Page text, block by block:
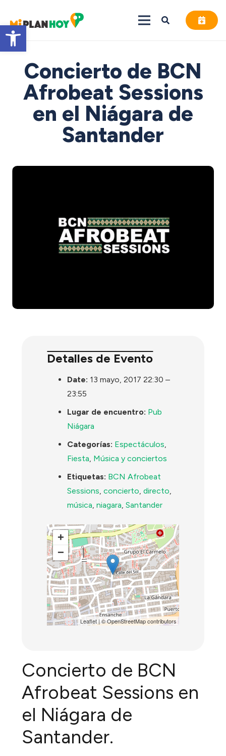
Abrir barra de herramientas
Concierto de BCN
Afrobeat Sessions
en el Niágara de
Santander
Detalles de Evento
Date: 13 mayo, 2017 22:30 –
23:55
Lugar de encuentro: Pub
Niágara
Categorías: Espectáculos,
Fiesta, Música y conciertos
Etiquetas: BCN Afrobeat
Sessions,concierto,directo,
música,niagara,Santander
+
−
Leaflet| ©OpenStreetMapcontributors
Concierto de BCN
Afrobeat Sessions en
el Niágara de
Santander.